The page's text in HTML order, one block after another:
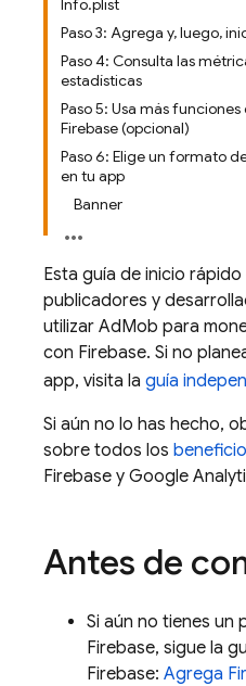
Info.plist
Paso 3: Agrega y, luego,
Paso 4: Consulta las
estadísticas
Paso 5: Usa más
Firebase (opcional)
Paso 6: Elige un formato
en tu app
Banner
Esta guía de inicio
publicadores y
utilizar AdMob para
con Firebase. Si no
app, visita la guía
Si aún no lo has hecho,
sobre todos los
Firebase y Google
Antes de
Si aún no tienes un
Firebase, sigue la
Firebase: Agrega